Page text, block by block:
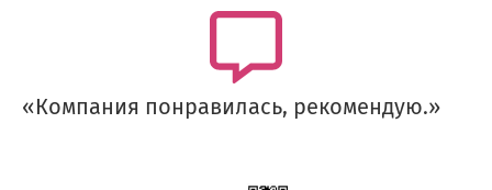
«Компания понравилась, рекомендую.»